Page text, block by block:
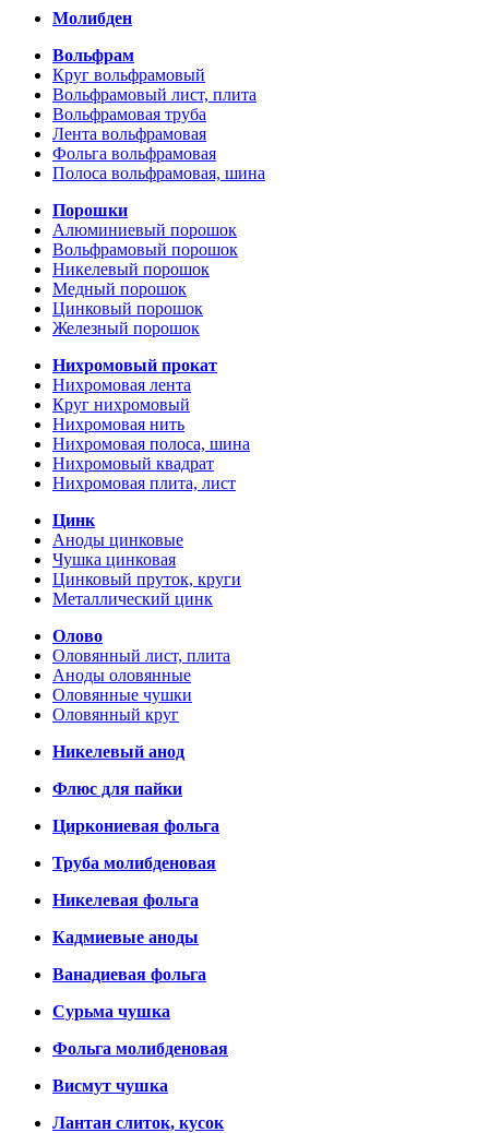
Молибден
Вольфрам
Круг вольфрамовый
Вольфрамовый лист, плита
Вольфрамовая труба
Лента вольфрамовая
Фольга вольфрамовая
Полоса вольфрамовая, шина
Порошки
Алюминиевый порошок
Вольфрамовый порошок
Никелевый порошок
Медный порошок
Цинковый порошок
Железный порошок
Нихромовый прокат
Нихромовая лента
Круг нихромовый
Нихромовая нить
Нихромовая полоса, шина
Нихромовый квадрат
Нихромовая плита, лист
Цинк
Аноды цинковые
Чушка цинковая
Цинковый пруток, круги
Металлический цинк
Олово
Оловянный лист, плита
Аноды оловянные
Оловянные чушки
Оловянный круг
Никелевый анод
Флюс для пайки
Циркониевая фольга
Труба молибденовая
Никелевая фольга
Кадмиевые аноды
Ванадиевая фольга
Сурьма чушка
Фольга молибденовая
Висмут чушка
Лантан слиток, кусок